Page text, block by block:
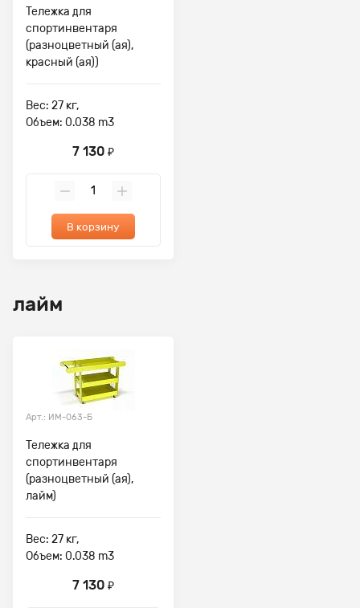
Тележка для
спортинвентаря
(разноцветный (ая),
красный (ая))
Вес: 27 кг,
Объем: 0.038 m3
7 130 ₽
В корзину
лайм
Арт.: ИМ-063-Б
Тележка для
спортинвентаря
(разноцветный (ая),
лайм)
Вес: 27 кг,
Объем: 0.038 m3
7 130 ₽